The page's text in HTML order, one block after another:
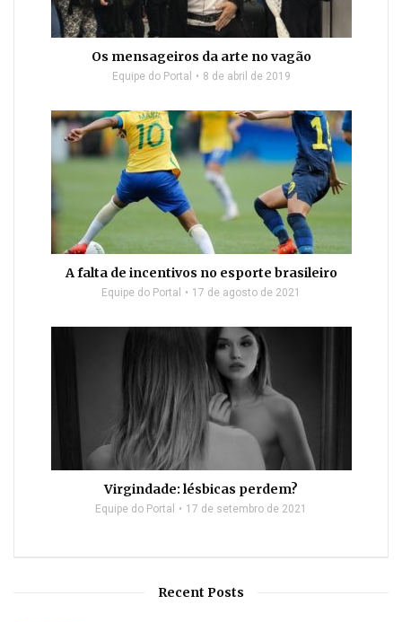
Os mensageiros da arte no vagão
Equipe do Portal 8 de abril de 2019
A falta de incentivos no esporte brasileiro
Equipe do Portal 17 de agosto de 2021
Virgindade: lésbicas perdem?
Equipe do Portal 17 de setembro de 2021
Recent Posts